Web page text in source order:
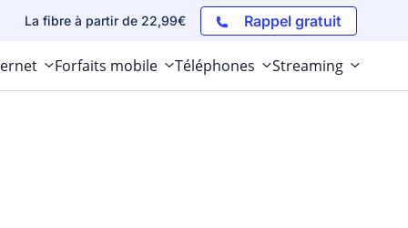
La fibre à partir de 22,99€ Rappel gratuit
Forfaits mobile Téléphones Streaming